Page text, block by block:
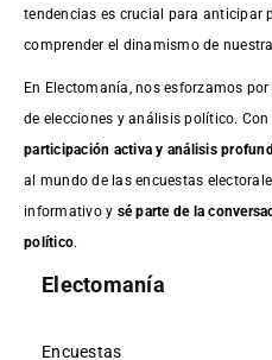
tendencias es crucial para anticipar
comprender el dinamismo de
En Electomanía, nos esforzamos
de elecciones y análisis político.
participación activa y análisis
al mundo de las encuestas
informativo y sé parte de la
político.
Electomanía
Encuestas